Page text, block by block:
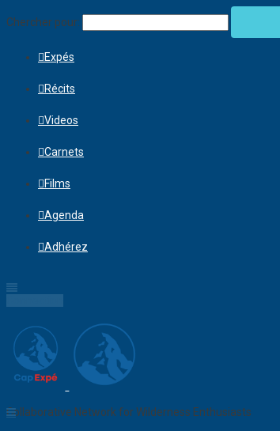
Chercher pour:
Expés
Récits
Videos
Carnets
Films
Agenda
Adhérez
Collaborative Network for Wilderness Enthusiasts